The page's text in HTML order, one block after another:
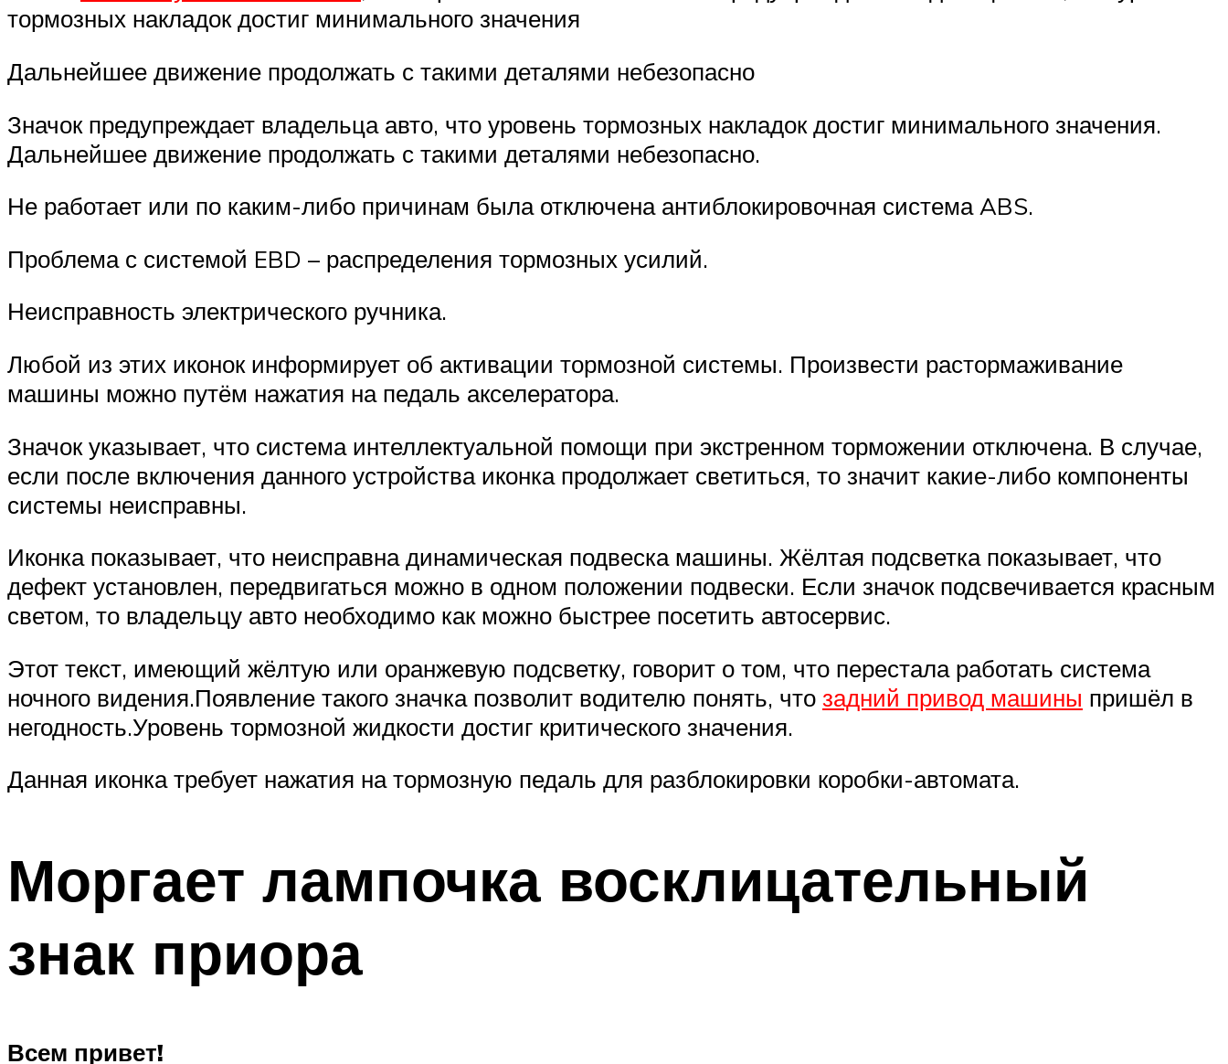
тормозных накладок достиг минимального значения
Дальнейшее движение продолжать с такими деталями небезопасно
Значок предупреждает владельца авто, что уровень тормозных накладок достиг минимального значения.
Дальнейшее движение продолжать с такими деталями небезопасно.
Не работает или по каким-либо причинам была отключена антиблокировочная система ABS.
Проблема с системой EBD – распределения тормозных усилий.
Неисправность электрического ручника.
Любой из этих иконок информирует об активации тормозной системы. Произвести растормаживание
машины можно путём нажатия на педаль акселератора.
Значок указывает, что система интеллектуальной помощи при экстренном торможении отключена. В случае,
если после включения данного устройства иконка продолжает светиться, то значит какие-либо компоненты
системы неисправны.
Иконка показывает, что неисправна динамическая подвеска машины. Жёлтая подсветка показывает, что
дефект установлен, передвигаться можно в одном положении подвески. Если значок подсвечивается красным
светом, то владельцу авто необходимо как можно быстрее посетить автосервис.
Этот текст, имеющий жёлтую или оранжевую подсветку, говорит о том, что перестала работать система
ночного видения.Появление такого значка позволит водителю понять, что задний привод машины пришёл в
негодность.Уровень тормозной жидкости достиг критического значения.
Данная иконка требует нажатия на тормозную педаль для разблокировки коробки-автомата.
Моргает лампочка восклицательный
знак приора
Всем привет!